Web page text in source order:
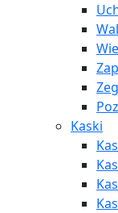
Kaski